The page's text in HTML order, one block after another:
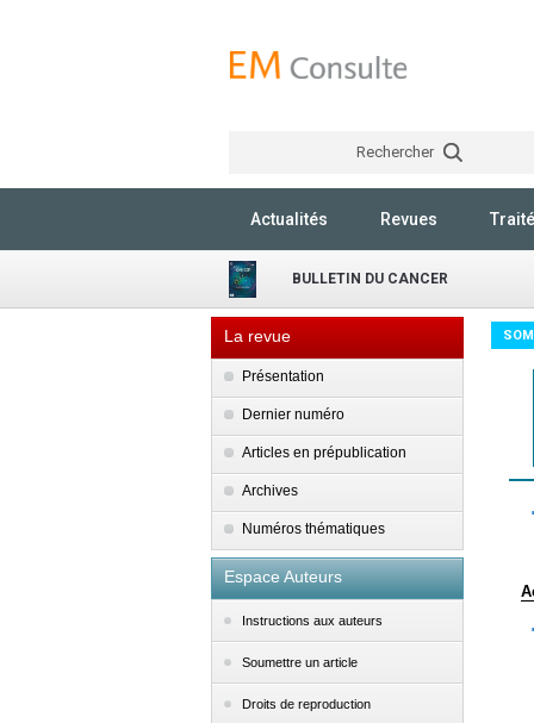
Rechercher
Actualités Revues
BULLETIN DU CANCER
La revue
Présentation
Dernier numéro
Articles en prépublication
Archives
Numéros thématiques
Espace Auteurs
Instructions aux auteurs
Soumettre un article
Droits de reproduction